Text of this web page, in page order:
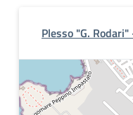
Plesso "G.